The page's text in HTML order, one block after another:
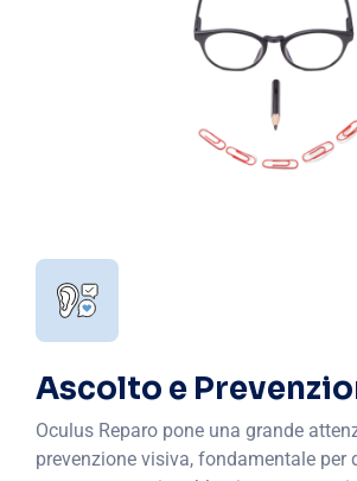
Ascolto e
Oculus Reparo pone una grande
prevenzione visiva, fondamentale per